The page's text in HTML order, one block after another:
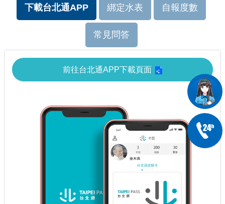
下載台北通APP
前往台北通APP下載頁面
綁定水表 自報度數
常見問答